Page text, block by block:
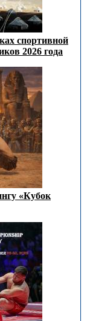
спортивной
2026 года
«Кубок